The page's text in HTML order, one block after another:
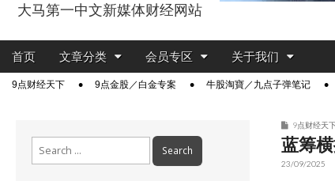
9点股票
大马第一中文新媒体财经网站
Main
Skip
content
首页 文章分类 会员专区 关于我们
Sub9点财经天下 9点金股／白金专案 牛股淘寶／九点子弹笔记
9点财经天
蓝筹
23/09/2025